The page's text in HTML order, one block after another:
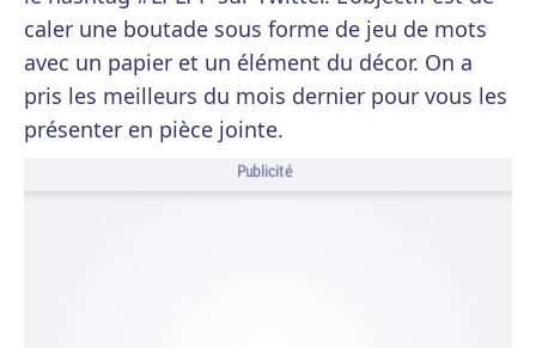
caler une boutade sous forme de jeu de mots
avec un papier et un élément du décor. On a
pris les meilleurs du mois dernier pour vous les
présenter en pièce jointe.
Publicité